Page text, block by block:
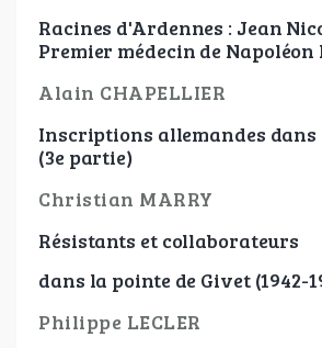
Racines d'Ardennes : Jean
Premier médecin de Napoléon
Alain CHAPELLIER
Inscriptions allemandes dans
(3e partie)
Christian MARRY
Résistants et collaborateurs
dans la pointe de Givet (1942-
Philippe LECLER